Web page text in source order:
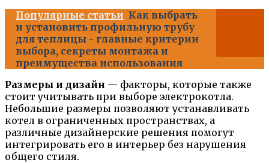
Популярные статьи Как выбрать
и установить профильную трубу
для теплицы - главные критерии
выбора, секреты монтажа и
преимущества использования
Размеры и дизайн — факторы, которые также
стоит учитывать при выборе электрокотла.
Небольшие размеры позволяют устанавливать
котел в ограниченных пространствах, а
различные дизайнерские решения помогут
интегрировать его в интерьер без нарушения
общего стиля.